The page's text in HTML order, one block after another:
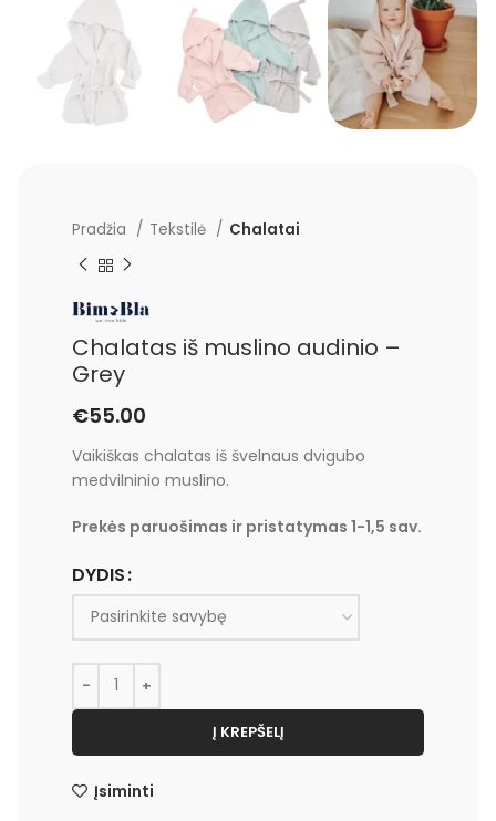
Pradžia Tekstilė Chalatai
Chalatas iš muslino audinio –
Grey
€55.00
Vaikiškas chalatas iš švelnaus dvigubo
medvilninio muslino.
Prekės paruošimas ir pristatymas 1-1,5 sav.
DYDIS
Į KREPŠELĮ
Įsiminti